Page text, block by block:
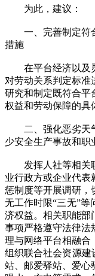
为此，建议：
一、完善制定符合
措施
在平台经济以及灵
对劳动关系判定标准
研究和制定既符合平
权益和劳动保障的具
二、强化恶劣天气
少安全生产事故和职
发挥人社等相关职
业行政方或企业代表
惩制度等开展调研，
无工作时限“三无”
济权益。相关职能部
事项严格遵守法律法
理与网络平台相融合
组织联合社会资源建
站、邮爱驿站、爱心